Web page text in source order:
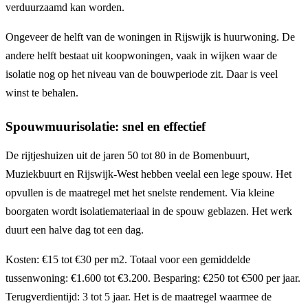
verduurzaamd kan worden.
Ongeveer de helft van de woningen in Rijswijk is huurwoning. De
andere helft bestaat uit koopwoningen, vaak in wijken waar de
isolatie nog op het niveau van de bouwperiode zit. Daar is veel
winst te behalen.
Spouwmuurisolatie: snel en effectief
De rijtjeshuizen uit de jaren 50 tot 80 in de Bomenbuurt,
Muziekbuurt en Rijswijk-West hebben veelal een lege spouw. Het
opvullen is de maatregel met het snelste rendement. Via kleine
boorgaten wordt isolatiemateriaal in de spouw geblazen. Het werk
duurt een halve dag tot een dag.
Kosten: €15 tot €30 per m2. Totaal voor een gemiddelde
tussenwoning: €1.600 tot €3.200. Besparing: €250 tot €500 per jaar.
Terugverdientijd: 3 tot 5 jaar. Het is de maatregel waarmee de